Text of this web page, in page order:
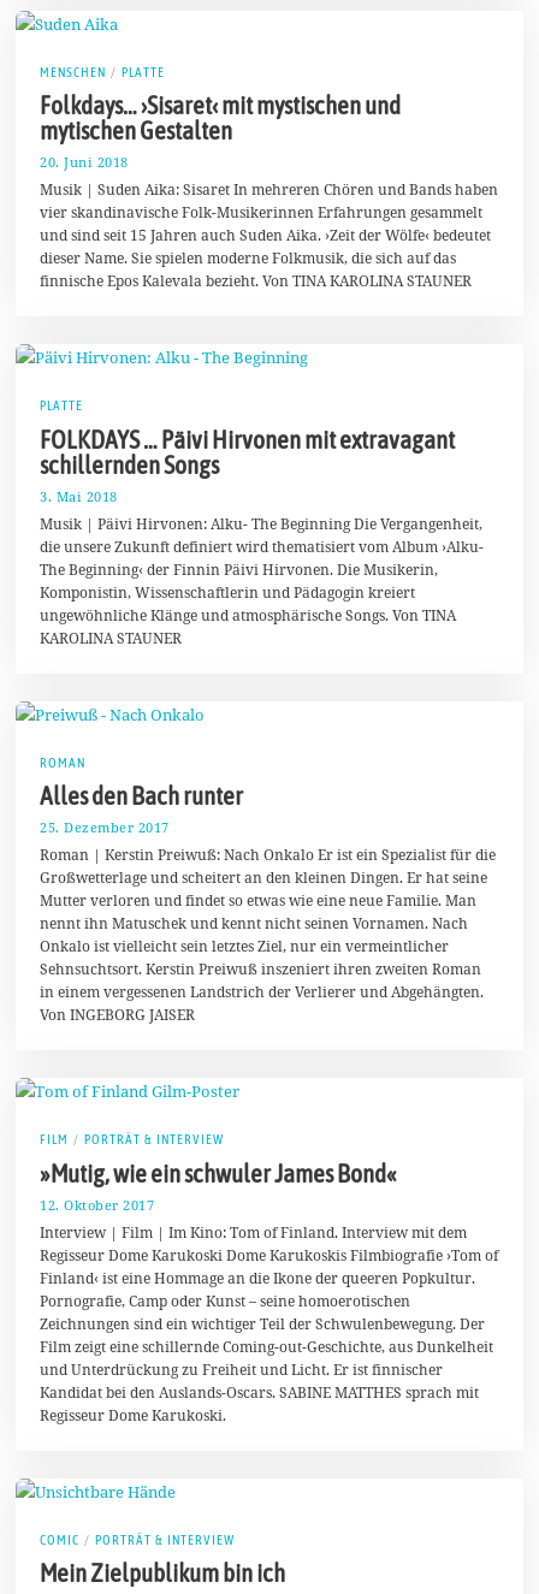
MENSCHEN / PLATTE
Folkdays… ›Sisaret‹ mit mystischen und
mytischen Gestalten
20. Juni 2018
.
J
u
n
2
Musik | Suden Aika: Sisaret In mehreren Chören und Bands haben
vier skandinavische Folk-Musikerinnen Erfahrungen gesammelt
und sind seit 15 Jahren auch Suden Aika. ›Zeit der Wölfe‹ bedeutet
dieser Name. Sie spielen moderne Folkmusik, die sich auf das
finnische Epos Kalevala bezieht. Von TINA KAROLINA STAUNER
PLATTE
FOLKDAYS … Päivi Hirvonen mit extravagant
schillernden Songs
3. Mai 2018
.
M
a
i
0
1
Musik | Päivi Hirvonen: Alku- The Beginning Die Vergangenheit,
die unsere Zukunft definiert wird thematisiert vom Album ›Alku-
The Beginning‹ der Finnin Päivi Hirvonen. Die Musikerin,
Komponistin, Wissenschaftlerin und Pädagogin kreiert
ungewöhnliche Klänge und atmosphärische Songs. Von TINA
KAROLINA STAUNER
ROMAN
Alles den Bach runter
25. Dezember 2017
.
M
a
i
0
1
8
Roman | Kerstin Preiwuß: Nach Onkalo Er ist ein Spezialist für die
Großwetterlage und scheitert an den kleinen Dingen. Er hat seine
Mutter verloren und findet so etwas wie eine neue Familie. Man
nennt ihn Matuschek und kennt nicht seinen Vornamen. Nach
Onkalo ist vielleicht sein letztes Ziel, nur ein vermeintlicher
Sehnsuchtsort. Kerstin Preiwuß inszeniert ihren zweiten Roman
in einem vergessenen Landstrich der Verlierer und Abgehängten.
Von INGEBORG JAISER
FILM / PORTRÄT & INTERVIEW
»Mutig, wie ein schwuler James Bond«
12. Oktober 2017
M
a
i
2
0
1
8
Interview | Film | Im Kino: Tom of Finland. Interview mit dem
Regisseur Dome Karukoski Dome Karukoskis Filmbiografie ›Tom of
Finland‹ ist eine Hommage an die Ikone der queeren Popkultur.
Pornografie, Camp oder Kunst – seine homoerotischen
Zeichnungen sind ein wichtiger Teil der Schwulenbewegung. Der
Film zeigt eine schillernde Coming-out-Geschichte, aus Dunkelheit
und Unterdrückung zu Freiheit und Licht. Er ist finnischer
Kandidat bei den Auslands-Oscars. SABINE MATTHES sprach mit
Regisseur Dome Karukoski.
COMIC / PORTRÄT & INTERVIEW
Mein Zielpublikum bin ich